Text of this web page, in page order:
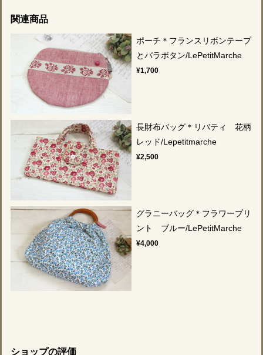
関連商品
ポーチ＊フランスリボンテープ
とバラボタン/LePetitMarche
¥1,700
長財布バッグ＊リバティ 花柄
レッド/Lepetitmarche
¥2,500
グラニーバッグ＊フラワープリ
ント ブルー/LePetitMarche
¥4,000
ショップの評価